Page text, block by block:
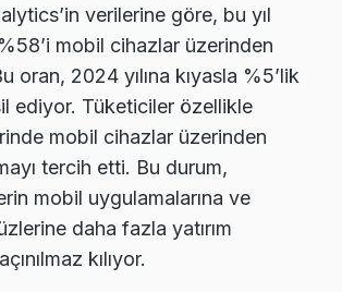
verilerine göre, bu yıl
mobil cihazlar üzerinden
oran, 2024 yılına kıyasla %5’lik
ediyor. Tüketiciler özellikle
mobil cihazlar üzerinden
tercih etti. Bu durum,
mobil uygulamalarına ve
daha fazla yatırım
kılıyor.